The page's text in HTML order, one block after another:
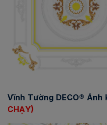
Vĩnh Tường DECO® Ánh
CHẠY)